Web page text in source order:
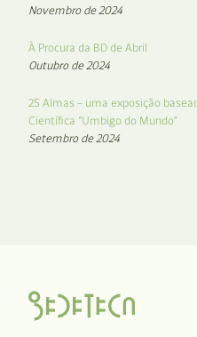
Novembro de 2024
À Procura da BD de Abril
Outubro de 2024
25 Almas – uma exposição
Científica “Umbigo do Mundo”
Setembro de 2024